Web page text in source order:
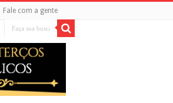
Fale com a gente